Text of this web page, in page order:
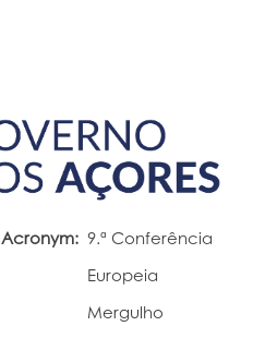
Acronym: 9.ª Conferência
Europeia
Mergulho